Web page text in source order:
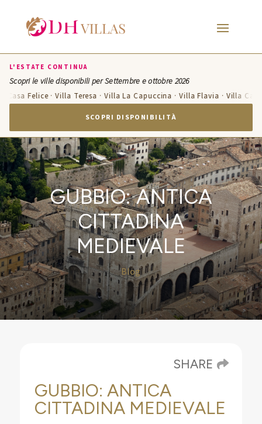
L'ESTATE CONTINUA
Scopri le ville disponibili per Settembre e ottobre 2026
· Villa Teresa · Villa La Capuccina · Villa Flavia · Villa
SCOPRI DISPONIBILITÀ
GUBBIO: ANTICA
CITTADINA
MEDIEVALE
Blog
SHARE
GUBBIO: ANTICA
CITTADINA MEDIEVALE